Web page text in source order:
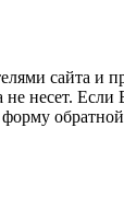
сайта и
не несет.
обратной